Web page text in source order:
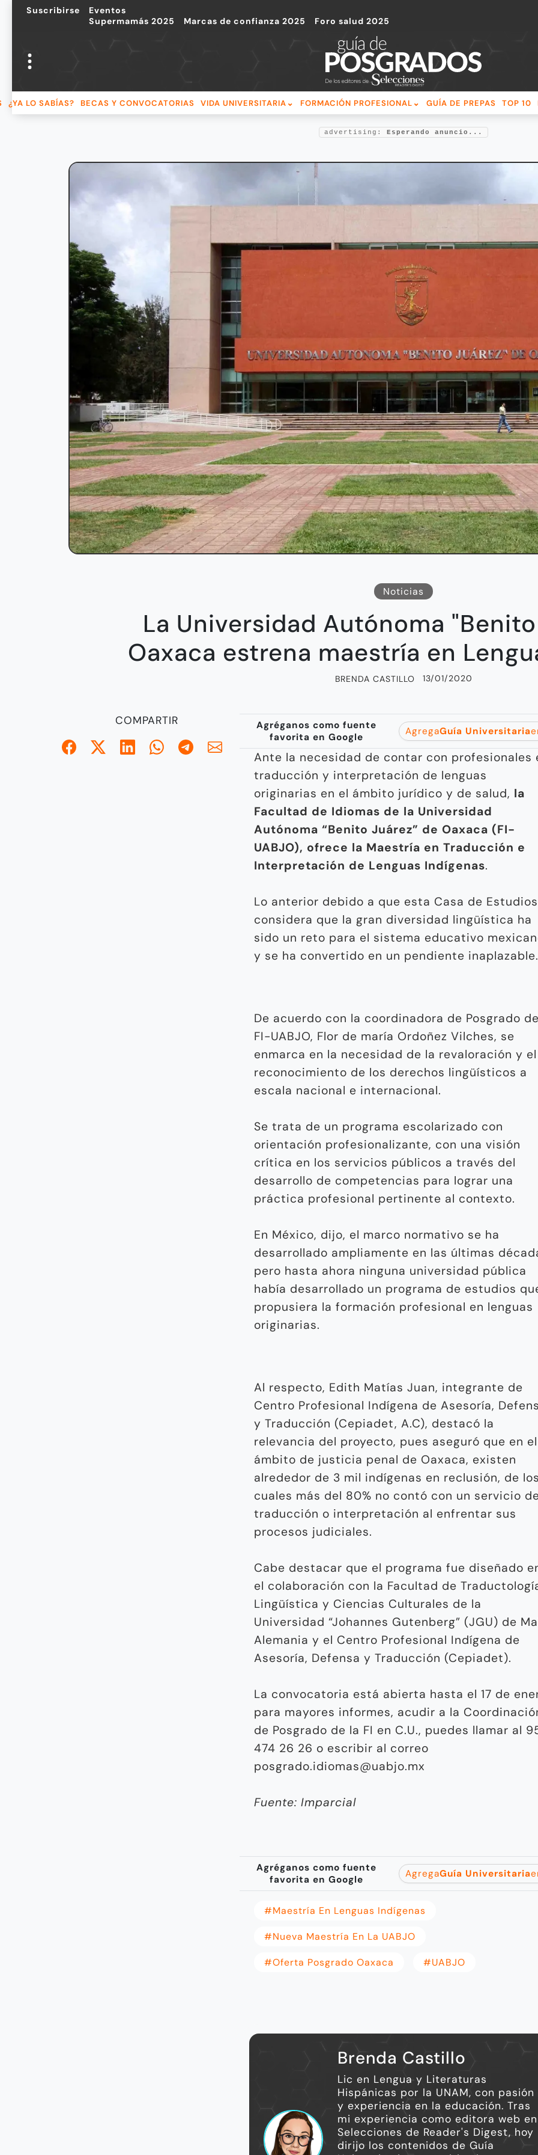
Suscribirse
Eventos
Supermamás 2025
Marcas de confianza 2025 Foro salud 2025
¿YA LO SABÍAS? BECAS Y CONVOCATORIAS VIDA UNIVERSITARIA FORMACIÓN PROFESIONAL GUÍA DE PREPAS TOP 10
advertising: Esperando anuncio...
Noticias
La Universidad Autónoma
Oaxaca estrena maestría en
BRENDA CASTILLO 13/01/2020
COMPARTIR
Agréganos como fuente
favorita en Google
AgregaGuía Universitaria
Ante la necesidad de contar con profesionales
traducción y interpretación de lenguas
originarias en el ámbito jurídico y de salud, la
Facultad de Idiomas de la Universidad
Autónoma “Benito Juárez” de Oaxaca (FI-
UABJO), ofrece la Maestría en Traducción e
Interpretación de Lenguas Indígenas.
Lo anterior debido a que esta Casa de Estudios
considera que la gran diversidad lingüística ha
sido un reto para el sistema educativo
y se ha convertido en un pendiente inaplazable.
De acuerdo con la coordinadora de Posgrado
FI-UABJO, Flor de maría Ordoñez Vilches, se
enmarca en la necesidad de la revaloración y el
reconocimiento de los derechos lingüísticos a
escala nacional e internacional.
Se trata de un programa escolarizado con
orientación profesionalizante, con una visión
crítica en los servicios públicos a través del
desarrollo de competencias para lograr una
práctica profesional pertinente al contexto.
En México, dijo, el marco normativo se ha
desarrollado ampliamente en las últimas
pero hasta ahora ninguna universidad pública
había desarrollado un programa de estudios
propusiera la formación profesional en lenguas
originarias.
Al respecto, Edith Matías Juan, integrante de
Centro Profesional Indígena de Asesoría,
y Traducción (Cepiadet, A.C), destacó la
relevancia del proyecto, pues aseguró que en el
ámbito de justicia penal de Oaxaca, existen
alrededor de 3 mil indígenas en reclusión, de los
cuales más del 80% no contó con un servicio
traducción o interpretación al enfrentar sus
procesos judiciales.
Cabe destacar que el programa fue diseñado
el colaboración con la Facultad de
Lingüística y Ciencias Culturales de la
Universidad “Johannes Gutenberg” (JGU) de
Alemania y el Centro Profesional Indígena de
Asesoría, Defensa y Traducción (Cepiadet).
La convocatoria está abierta hasta el 17 de
para mayores informes, acudir a la
de Posgrado de la FI en C.U., puedes llamar al
474 26 26 o escribir al correo
posgrado.idiomas@uabjo.mx
Fuente: Imparcial
Agréganos como fuente
favorita en Google
AgregaGuía Universitaria
#Maestría En Lenguas Indígenas
#Nueva Maestría En La UABJO
#Oferta Posgrado Oaxaca #UABJO
Brenda Castillo
Lic en Lengua y Literaturas
Hispánicas por la UNAM, con pasión
y experiencia en la educación. Tras
mi experiencia como editora web en
Selecciones de Reader's Digest, hoy
dirijo los contenidos de Guía